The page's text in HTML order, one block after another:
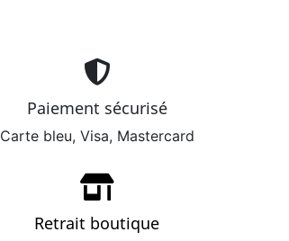
Paiement sécurisé
Carte bleu, Visa, Mastercard
Retrait boutique